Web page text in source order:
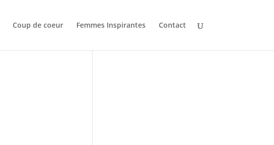
Coup de coeur Femmes Inspirantes Contact